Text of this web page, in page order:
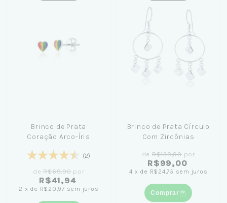
Brinco de Prata
Coração Arco-Íris
(2)
deR$69,90por
R$41,94
2 x de R$20,97 sem juros
Brinco de Prata Círculo
Com Zircônias
de R$139,90por
R$99,00
4 x de R$24,75 sem juros
Comprar